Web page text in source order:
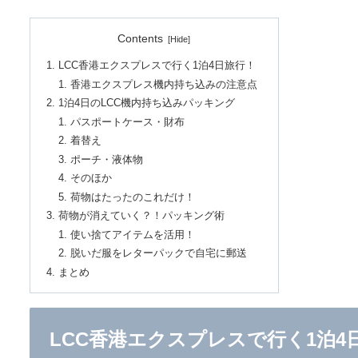
Contents
LCC香港エクスプレスで行く1泊4日旅行！
香港エクスプレス機内持ち込みの注意点
1泊4日のLCC機内持ち込みパッキング
パスポートケース・財布
着替え
ポーチ・液体物
そのほか
荷物はたったのこれだけ！
荷物が消えていく？！パッキング術
使い捨てアイテムを活用！
脱いだ服をレターパックで自宅に郵送
まとめ
LCC香港エクスプレスで行く1泊4